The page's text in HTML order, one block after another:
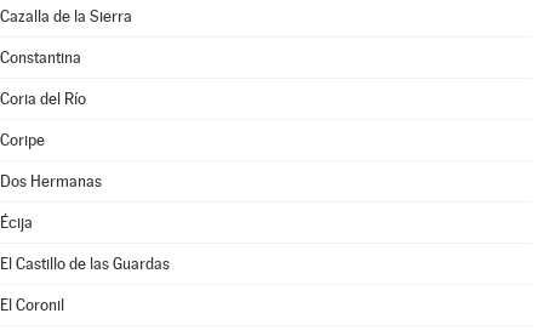
Cazalla de la Sierra
Constantina
Coria del Río
Coripe
Dos Hermanas
Écija
El Castillo de las Guardas
El Coronil